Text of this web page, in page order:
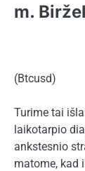
m.
(Btcusd)
Turime tai
laikotarpio
ankstesnio
matome, kad